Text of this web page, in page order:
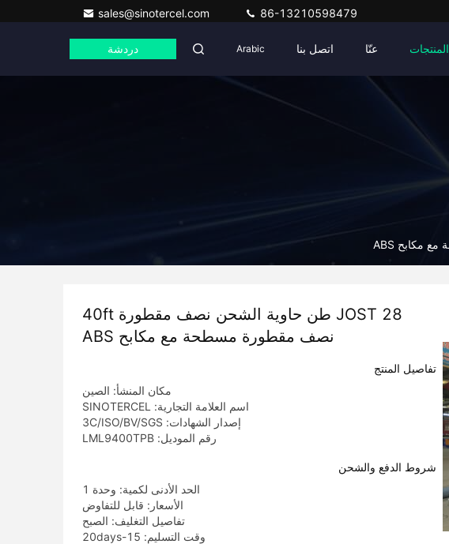
sales@sinotercel.com 86-13210598479
المنتجات عنّا اتصل بنا Arabic دردشة
JOST 28 طن حاوية الشحن نصف مقطورة 40ft
نصف مقطورة مسطحة مع مكابح ABS
تفاصيل المنتج
مكان المنشأ: الصين
اسم العلامة التجارية: SINOTERCEL
إصدار الشهادات: 3C/ISO/BV/SGS
رقم الموديل: LML9400TPB
شروط الدفع والشحن
الحد الأدنى لكمية: وحدة 1
الأسعار: قابل للتفاوض
تفاصيل التغليف: الصبح
وقت التسليم: 15-20days